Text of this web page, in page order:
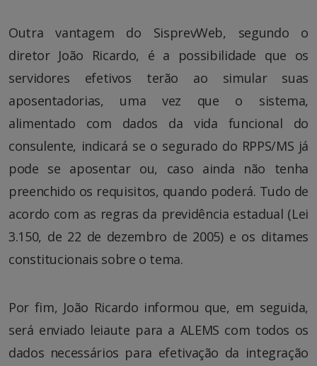
Outra vantagem do SisprevWeb, segundo o
diretor João Ricardo, é a possibilidade que os
servidores efetivos terão ao simular suas
aposentadorias, uma vez que o sistema,
alimentado com dados da vida funcional do
consulente, indicará se o segurado do RPPS/MS já
pode se aposentar ou, caso ainda não tenha
preenchido os requisitos, quando poderá. Tudo de
acordo com as regras da previdência estadual (Lei
3.150, de 22 de dezembro de 2005) e os ditames
constitucionais sobre o tema.
Por fim, João Ricardo informou que, em seguida,
será enviado leiaute para a ALEMS com todos os
dados necessários para efetivação da integração